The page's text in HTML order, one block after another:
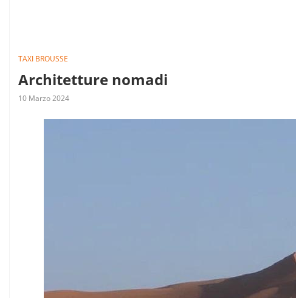
TAXI BROUSSE
Architetture nomadi
10 Marzo 2024